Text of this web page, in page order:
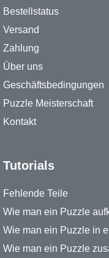
Bestellstatus
Versand
Zahlung
Über uns
Geschäftsbedingungen
Puzzle Meisterschaft
Kontakt
Tutorials
Fehlende Teile
Wie man ein Puzzle
Wie man ein Puzzle in
Wie man ein Puzzle